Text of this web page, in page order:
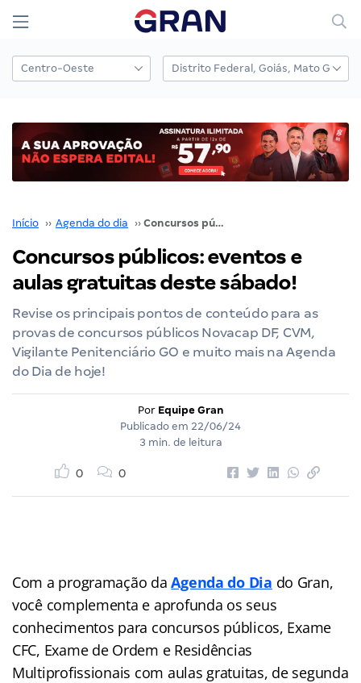
Início ›› Agenda do dia ›› Concursos públicos: eventos e aulas gratuitas deste sábado!
Concursos públicos: eventos e
aulas gratuitas deste sábado!
Revise os principais pontos de conteúdo para as
provas de concursos públicos Novacap DF, CVM,
Vigilante Penitenciário GO e muito mais na Agenda
do Dia de hoje!
Por Equipe Gran
Publicado em 22/06/24
3 min. de leitura
0 0
Com a programação daAgenda do Dia do Gran,
você complementa e aprofunda os seus
conhecimentos para concursos públicos, Exame
CFC, Exame de Ordem e Residências
Multiprofissionais com aulas gratuitas, de segunda